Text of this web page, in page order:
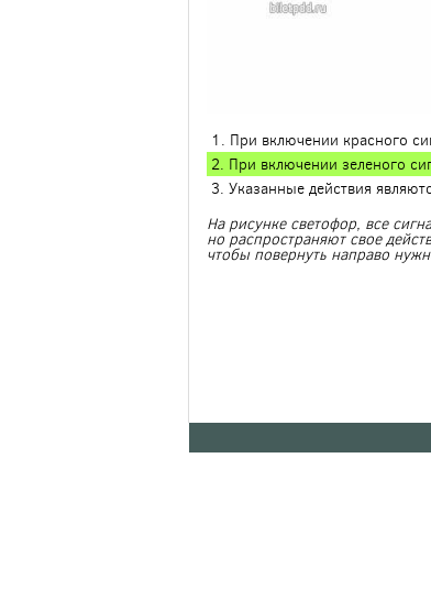
1. При включении красного
2. При включении зеленого
3. Указанные действия
На рисунке светофор, все
но распространяют свое
чтобы повернуть направо